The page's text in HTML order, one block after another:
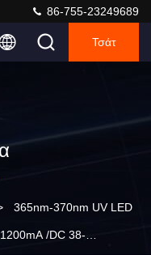
86-755-23249689
Τσάτ
365nm-370nm UV LED
/DC 38-